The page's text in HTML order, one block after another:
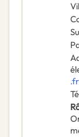
.fr